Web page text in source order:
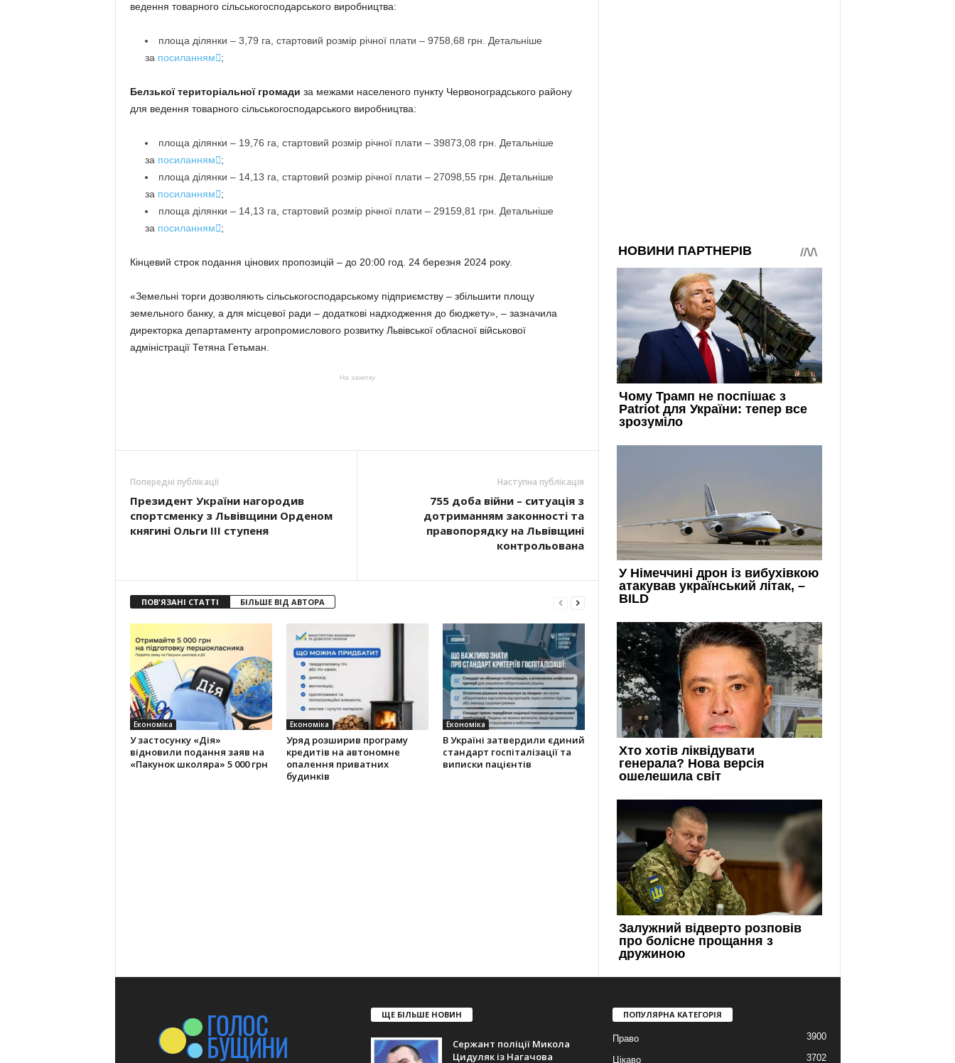
ведення товарного сільськогосподарського виробництва:
площа ділянки – 3,79 га, стартовий розмір річної плати – 9758,68 грн. Детальніше
за посиланням;
Белзької територіальної громади за межами населеного пункту Червоноградського району
для ведення товарного сільськогосподарського виробництва:
площа ділянки – 19,76 га, стартовий розмір річної плати – 39873,08 грн. Детальніше
за посиланням;
площа ділянки – 14,13 га, стартовий розмір річної плати – 27098,55 грн. Детальніше
за посиланням;
площа ділянки – 14,13 га, стартовий розмір річної плати – 29159,81 грн. Детальніше
за посиланням;
Кінцевий строк подання цінових пропозицій – до 20:00 год. 24 березня 2024 року.
«Земельні торги дозволяють сільськогосподарському підприємству – збільшити площу
земельного банку, а для місцевої ради – додаткові надходження до бюджету», – зазначила
директорка департаменту агропромислового розвитку Львівської обласної військової
адміністрації Тетяна Гетьман.
На замітку
Попередні публікації
Президент України нагородив
спортсменку з Львівщини Орденом
княгині Ольги ІІІ ступеня
Наступна публікація
755 доба війни – ситуація з
дотриманням законності та
правопорядку на Львівщині
контрольована
ПОВ'ЯЗАНІ СТАТТІ БІЛЬШЕ ВІД АВТОРА
Економіка
У застосунку «Дія»
відновили подання заяв на
«Пакунок школяра» 5 000 грн
Економіка
Уряд розширив програму
кредитів на автономне
опалення приватних
будинків
Економіка
В Україні затвердили єдиний
стандарт госпіталізації та
виписки пацієнтів
ЩЕ БІЛЬШЕ НОВИН
Сержант поліції Микола
Цидуляк із Нагачова
ПОПУЛЯРНА КАТЕГОРІЯ
Право 3900
Цікаво 3702